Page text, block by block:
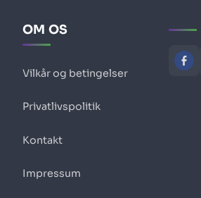
OM OS
Vilkår og betingelser
Privatlivspolitik
Kontakt
Impressum